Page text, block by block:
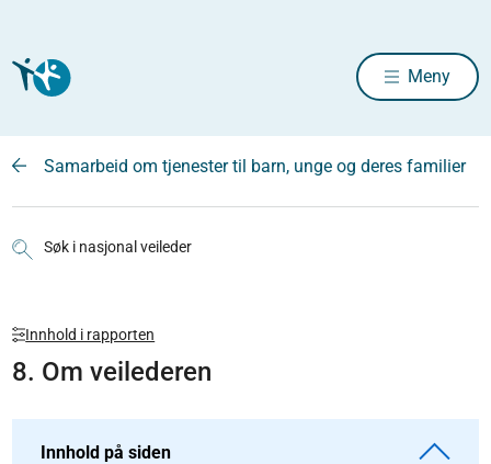
Meny
Samarbeid om tjenester til barn, unge og deres familier
Søk i nasjonal veileder
Innhold i rapporten
8. Om veilederen
Innhold på siden